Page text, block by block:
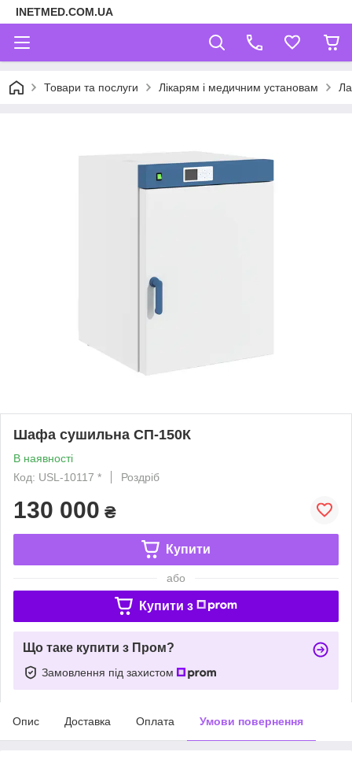
INETMED.COM.UA
Товари та послуги Лікарям і медичним установам
Шафа сушильна СП-150К
В наявності
Код: USL-10117 *
Роздріб
130 000 ₴
Купити
або
Купити з
Що таке купити з Пром?
Замовлення під захистом
Опис Доставка Оплата Умови повернення